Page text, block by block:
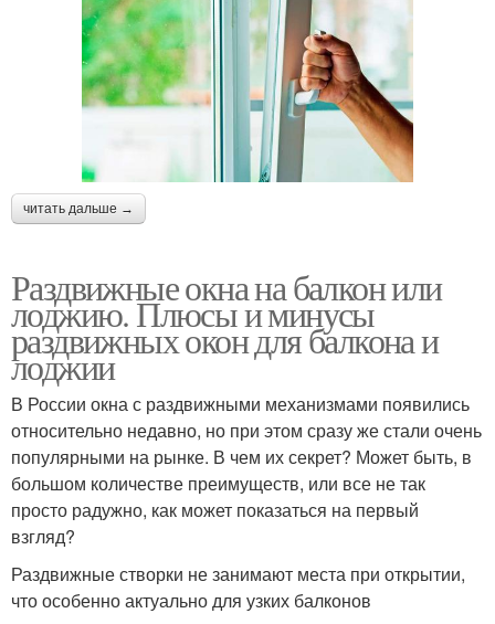
читать дальше →
Раздвижные окна на балкон или
лоджию. Плюсы и минусы
раздвижных окон для балкона и
лоджии
В России окна с раздвижными механизмами появились
относительно недавно, но при этом сразу же стали очень
популярными на рынке. В чем их секрет? Может быть, в
большом количестве преимуществ, или все не так
просто радужно, как может показаться на первый
взгляд?
Раздвижные створки не занимают места при открытии,
что особенно актуально для узких балконов